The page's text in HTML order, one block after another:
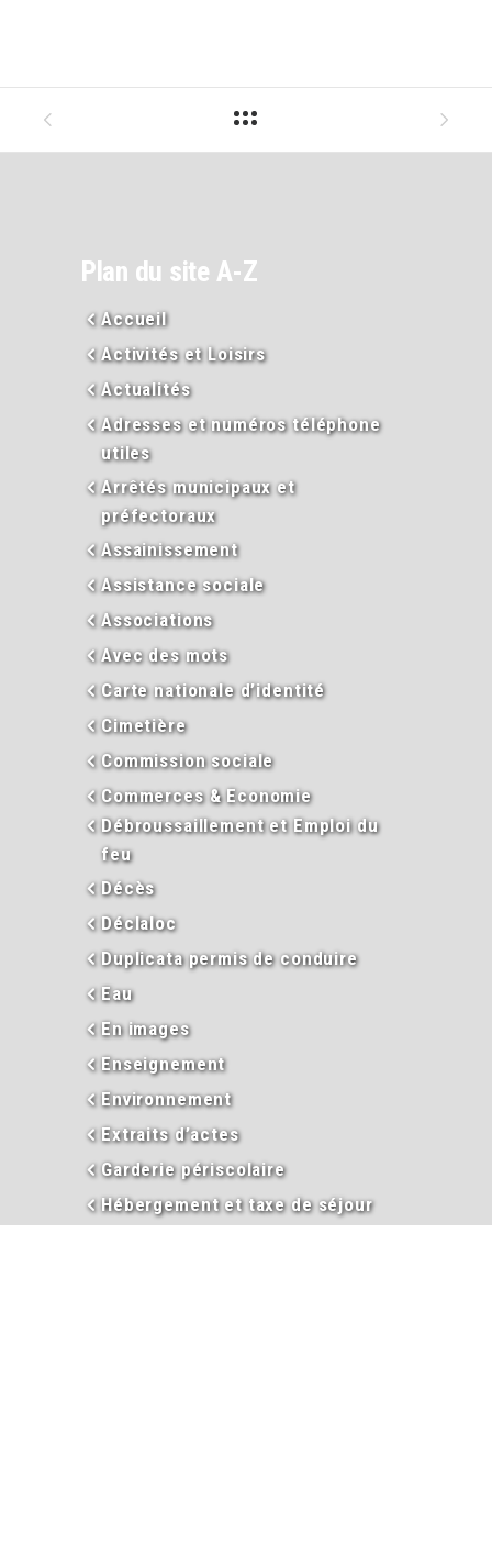
Plan du site A-Z
Accueil
Activités et Loisirs
Actualités
Adresses et numéros téléphone
utiles
Arrêtés municipaux et
préfectoraux
Assainissement
Assistance sociale
Associations
Avec des mots
Carte nationale d’identité
Cimetière
Commission sociale
Commerces & Economie
Débroussaillement et Emploi du
feu
Décès
Déclaloc
Duplicata permis de conduire
Eau
En images
Enseignement
Environnement
Extraits d’actes
Garderie périscolaire
Hébergement et taxe de séjour